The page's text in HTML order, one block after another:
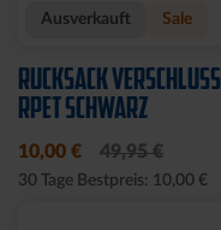
Ausverkauft Sale
RUCKSACK VERSCHLUSS
RPET SCHWARZ
10,00 € 49,95 €
30 Tage Bestpreis: 10,00 €